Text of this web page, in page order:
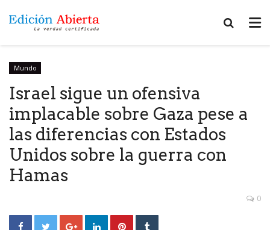
Mundo
Israel sigue un ofensiva
implacable sobre Gaza pese a
las diferencias con Estados
Unidos sobre la guerra con
Hamas
0